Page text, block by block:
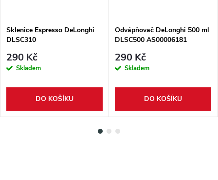
Sklenice Espresso DeLonghi
DLSC310
290 Kč
Skladem
DO KOŠÍKU
Odvápňovač DeLonghi 500 ml
DLSC500 AS00006181
290 Kč
Skladem
DO KOŠÍKU